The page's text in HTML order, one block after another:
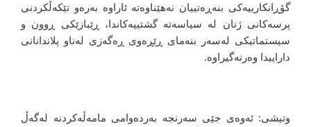
گۆڕانکارییەکی بنەڕەتییان نەهێناوەتە ئاراوە بەرەو تێکەڵکردنی
پرسەکانی ژنان لە سیاسەتە گشتییەکاندا، ڕێبازێکی ڕوون و
سیستماتیکی لەسەر بنەمای ڕێڕەوی ڕەگەزی لەناو پلاندانانی
داراییدا وەرنەگیراوە.
وتیشی: ئەوەی جێی سەرنجە بەردەوامی مامەڵەکردنە لەگەڵ